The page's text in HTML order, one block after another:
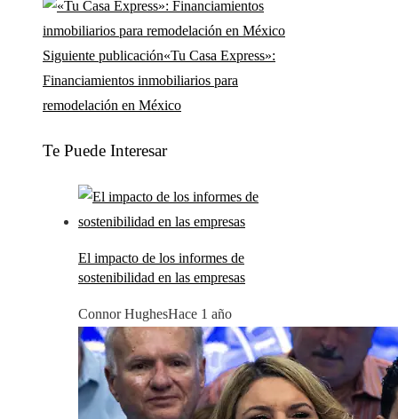
Siguiente publicación«Tu Casa Express»:
Financiamientos inmobiliarios para
remodelación en México
Te Puede Interesar
El impacto de los informes de
sostenibilidad en las empresas
Connor HughesHace 1 año